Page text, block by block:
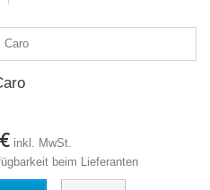
inkl. MwSt.
beim Lieferanten